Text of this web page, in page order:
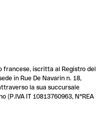
francese, iscritta al Registro del
in Rue De Navarin n. 18,
la sua succursale
(P.IVA IT 10813760963, N°REA